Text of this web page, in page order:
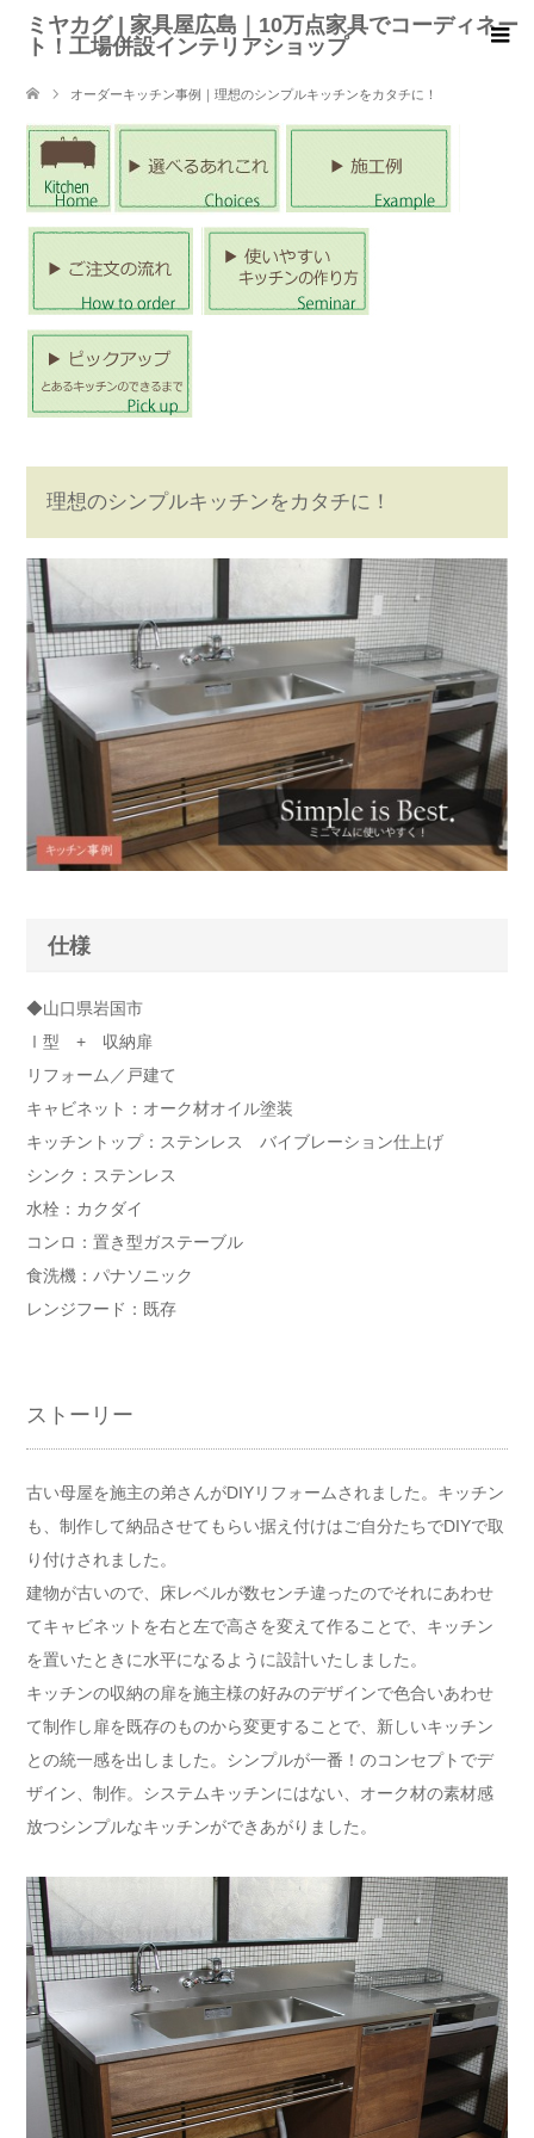
ミヤカグ | 家具屋広島｜10万点家具でコーディネー
ト！工場併設インテリアショップ
オーダーキッチン事例｜理想のシンプルキッチンをカタチに！
理想のシンプルキッチンをカタチに！
仕様
◆山口県岩国市
Ⅰ型 + 収納扉
リフォーム／戸建て
キャビネット：オーク材オイル塗装
キッチントップ：ステンレス バイブレーション仕上げ
シンク：ステンレス
水栓：カクダイ
コンロ：置き型ガステーブル
食洗機：パナソニック
レンジフード：既存
ストーリー
古い母屋を施主の弟さんがDIYリフォームされました。キッチン
も、制作して納品させてもらい据え付けはご自分たちでDIYで取
り付けされました。
建物が古いので、床レベルが数センチ違ったのでそれにあわせ
てキャビネットを右と左で高さを変えて作ることで、キッチン
を置いたときに水平になるように設計いたしました。
キッチンの収納の扉を施主様の好みのデザインで色合いあわせ
て制作し扉を既存のものから変更することで、新しいキッチン
との統一感を出しました。シンプルが一番！のコンセプトでデ
ザイン、制作。システムキッチンにはない、オーク材の素材感
放つシンプルなキッチンができあがりました。